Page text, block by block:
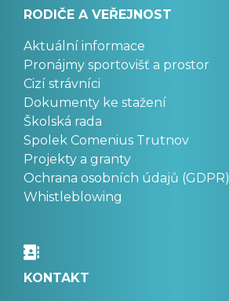
RODIČE A VEŘEJNOST
Aktuální informace
Pronájmy sportovišť a prostor
Cizí strávníci
Dokumenty ke stažení
Školská rada
Spolek Comenius Trutnov
Projekty a granty
Ochrana osobních údajů (GDPR)
Whistleblowing
KONTAKT